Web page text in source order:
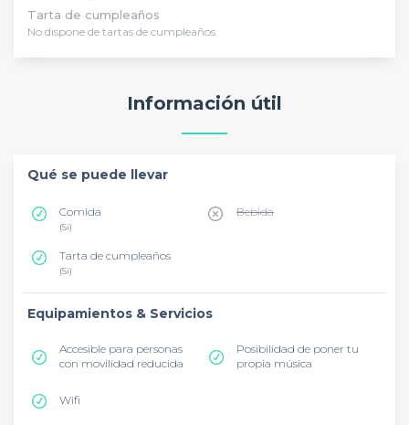
Tarta de cumpleaños
No dispone de tartas de cumpleaños
Información útil
Qué se puede llevar
Comida
(Si)
Bebida
Tarta de cumpleaños
(Si)
Equipamientos & Servicios
Accesible para personas
con movilidad reducida
Posibilidad de poner tu
propia música
Wifi